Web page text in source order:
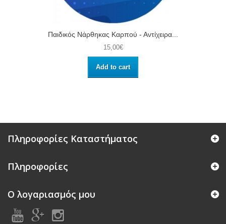
Παιδικός Νάρθηκας Καρπού - Αντίχειρα...
15,00€
Add to cart
Πληροφορίες Καταστήματος
Πληροφορίες
Ο λογαριασμός μου